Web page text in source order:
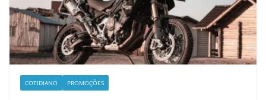
COTIDIANO PROMOÇÕES